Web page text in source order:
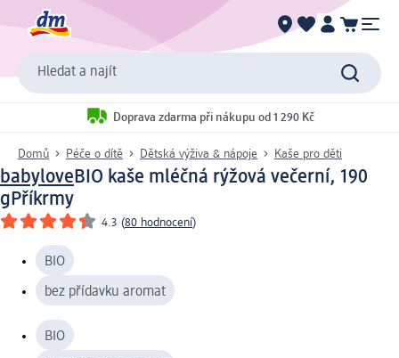
Hledat a najít
Doprava zdarma při nákupu od 1 290 Kč
Domů Péče o dítě Dětská výživa & nápoje Kaše pro děti
babyloveBIO kaše mléčná rýžová večerní, 190
gPříkrmy
4.3 (80 hodnocení)
BIO
bez přídavku aromat
BIO